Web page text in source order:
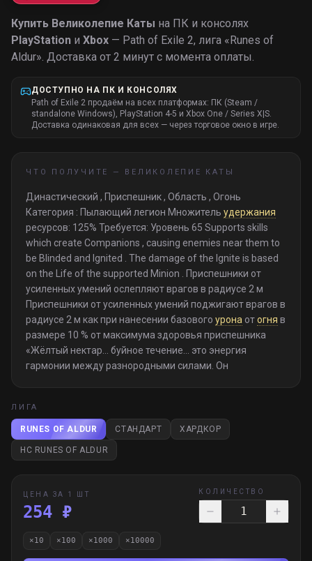
Купить Великолепие Каты на ПК и консолях
PlayStation и Xbox — Path of Exile 2, лига «Runes of
Aldur». Доставка от 2 минут с момента оплаты.
ДОСТУПНО НА ПК И КОНСОЛЯХ
Path of Exile 2 продаём на всех платформах: ПК (Steam /
standalone Windows), PlayStation 4-5 и Xbox One / Series X|S.
Доставка одинаковая для всех — через торговое окно в игре.
ЧТО ПОЛУЧИТЕ — ВЕЛИКОЛЕПИЕ КАТЫ
Династический , Приспешник , Область , Огонь
Категория : Пылающий легион Множитель удержания
ресурсов: 125% Требуется: Уровень 65 Supports skills
which create Companions , causing enemies near them to
be Blinded and Ignited . The damage of the Ignite is based
on the Life of the supported Minion . Приспешники от
усиленных умений ослепляют врагов в радиусе 2 м
Приспешники от усиленных умений поджигают врагов в
радиусе 2 м как при нанесении базового урона отогня в
размере 10 % от максимума здоровья приспешника
«Жёлтый нектар... буйное течение... это энергия
гармонии между разнородными силами. Он
ЛИГА
RUNES OF ALDUR СТАНДАРТ ХАРДКОР
HC RUNES OF ALDUR
ЦЕНА ЗА 1 ШТ
254 ₽
КОЛИЧЕСТВО
×10 ×100 ×1000 ×10000